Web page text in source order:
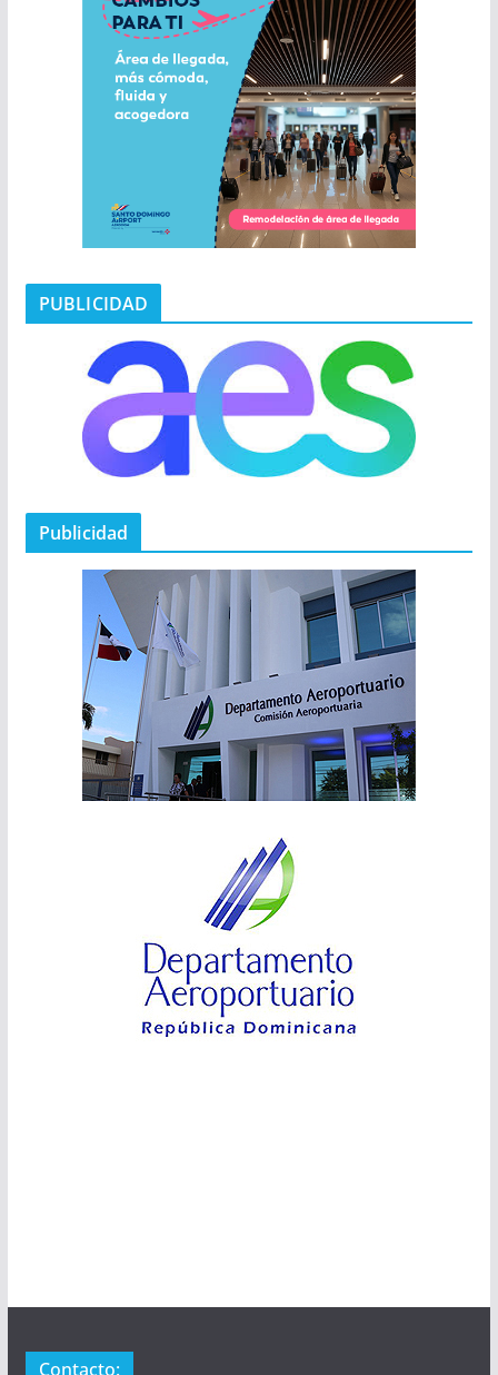
PUBLICIDAD
Publicidad
Contacto: